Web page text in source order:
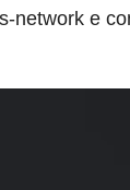
network e